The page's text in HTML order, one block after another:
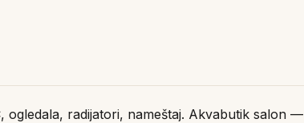
ogledala, radijatori, nameštaj. Akvabutik salon —